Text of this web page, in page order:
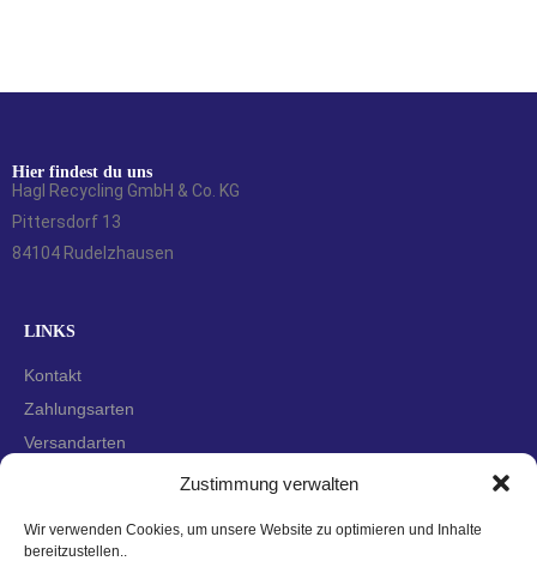
Zustimmung verwalten
Wir verwenden Cookies, um unsere Website zu optimieren und Inhalte
bereitzustellen..
Hier findest du uns
Hagl Recycling GmbH & Co. KG
Pittersdorf 13
84104 Rudelzhausen
LINKS
Kontakt
Zahlungsarten
Versandarten
Datenschutzerklärung